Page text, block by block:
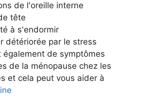
de l'oreille interne
tête
à s'endormir
détériorée par le stress
également de symptômes
de la ménopause chez les
et cela peut vous aider à